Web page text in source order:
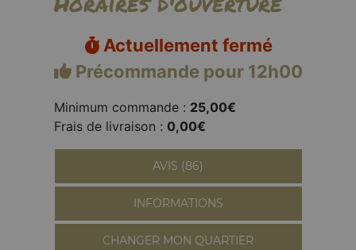
Actuellement fermé
Précommande pour 12h00
Minimum commande : 25,00€
Frais de livraison : 0,00€
AVIS (86)
INFORMATIONS
CHANGER MON QUARTIER